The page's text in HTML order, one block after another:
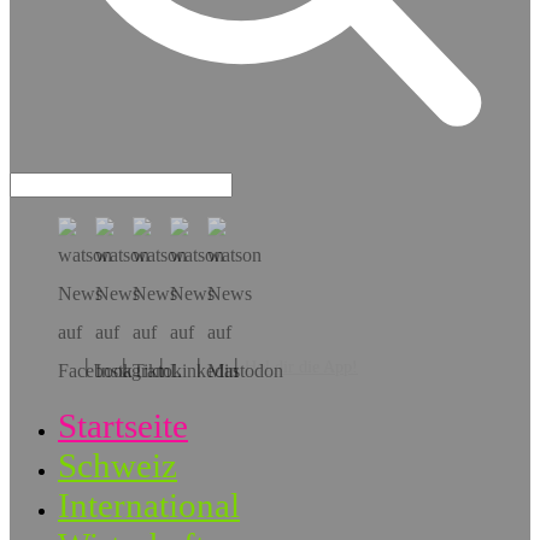
Hol dir die App!
Startseite
Schweiz
International